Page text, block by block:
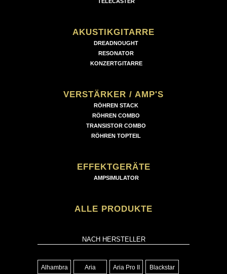
AKUSTIKGITARRE
DREADNOUGHT
RESONATOR
KONZERTGITARRE
VERSTÄRKER / AMP'S
RÖHREN STACK
RÖHREN COMBO
TRANSISTOR COMBO
RÖHREN TOPTEIL
EFFEKTGERÄTE
AMPSIMULATOR
ALLE PRODUKTE
NACH HERSTELLER
Alhambra Aria Aria Pro II Blackstar